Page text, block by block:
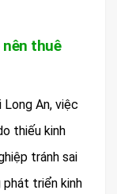
thuê
Long An, việc
thiếu kinh
tránh sai
triển kinh